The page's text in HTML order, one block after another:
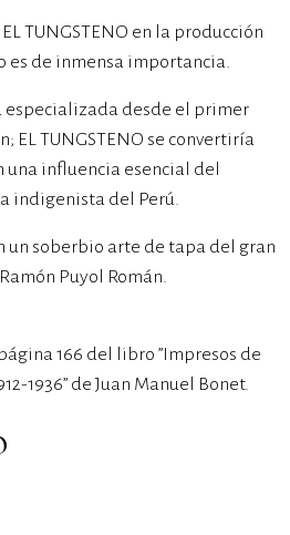
TUNGSTENO en la producción
es de inmensa importancia.
especializada desde el primer
EL TUNGSTENO se convertiría
influencia esencial del
indigenista del Perú.
un soberbio arte de tapa del gran
Puyol Román.
166 del libro ”Impresos de
1936” de Juan Manuel Bonet.